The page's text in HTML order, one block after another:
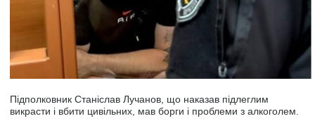
Підполковник Станіслав Лучанов, що наказав підлеглим
викрасти і вбити цивільних, мав борги і проблеми з алкоголем.